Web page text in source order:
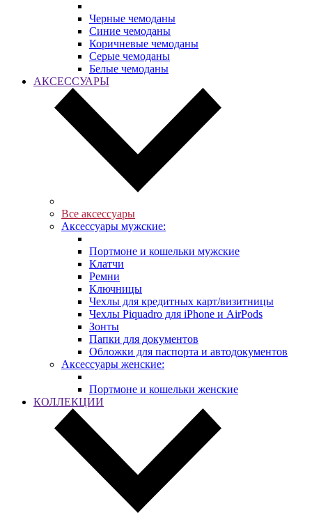
Черные чемоданы
Синие чемоданы
Коричневые чемоданы
Серые чемоданы
Белые чемоданы
АКСЕССУАРЫ
Все аксессуары
Аксессуары мужские:
Портмоне и кошельки мужские
Клатчи
Ремни
Ключницы
Чехлы для кредитных карт/визитницы
Чехлы Piquadro для iPhone и AirPods
Зонты
Папки для документов
Обложки для паспорта и автодокументов
Аксессуары женские:
Портмоне и кошельки женские
КОЛЛЕКЦИИ